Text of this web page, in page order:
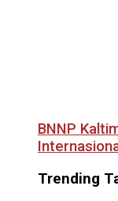
BNNP
Trending